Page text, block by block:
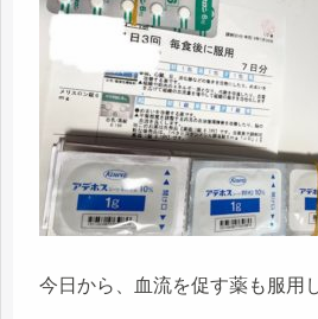
今日から、血流を促す薬も服用